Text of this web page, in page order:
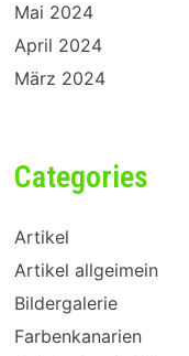
Mai 2024
April 2024
März 2024
Categories
Artikel
Artikel allgeimein
Bildergalerie
Farbenkanarien